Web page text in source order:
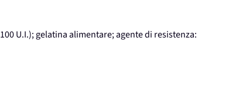
U.I.); gelatina alimentare; agente di resistenza: